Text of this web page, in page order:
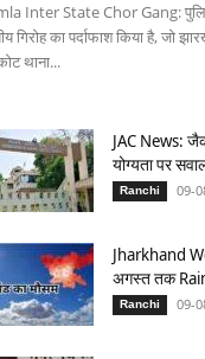
Inter State Chor Gang:
गिरोह का पर्दाफाश किया है, जो
थाना...
JAC News:
योग्यता पर
Ranchi 09-
Jharkhand
अगस्त तक
Ranchi 09-